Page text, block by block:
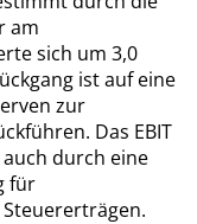
am
sich um 3,0
ist auf eine
zur
Das EBIT
auch durch eine
für